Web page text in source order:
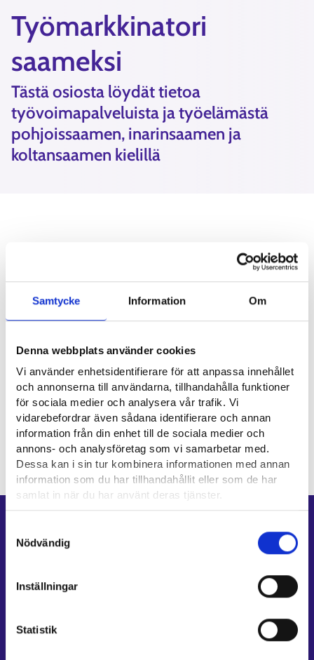
Samtycke Information Om
Denna webbplats använder cookies
Vi använder enhetsidentifierare för att anpassa innehållet
och annonserna till användarna, tillhandahålla funktioner
för sociala medier och analysera vår trafik. Vi
vidarebefordrar även sådana identifierare och annan
information från din enhet till de sociala medier och
annons- och analysföretag som vi samarbetar med.
Dessa kan i sin tur kombinera informationen med annan
information som du har tillhandahållit eller som de har
samlat in när du har använt deras tjänster.
Cookies
Nödvändig
Inställningar
Statistik
Työmarkkinatori
saameksi
Tästä osiosta löydät tietoa
työvoimapalveluista ja työelämästä
pohjoissaamen, inarinsaamen ja
koltansaamen kielillä
Sizz tuâjj-jieʹllma
E-tjänster
Jobbsökningsprofil
Information och aktuellt på andra språk